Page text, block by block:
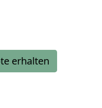
erhalten